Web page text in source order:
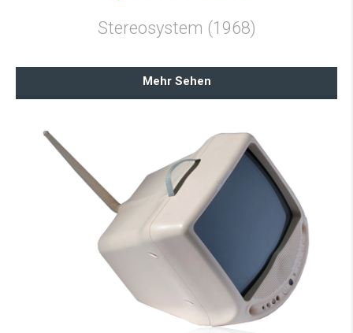
Stereosystem (1968)
Mehr Sehen